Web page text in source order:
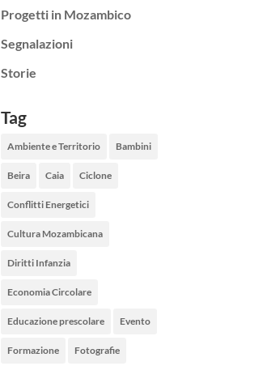
Progetti in Mozambico
Segnalazioni
Storie
Tag
Ambiente e Territorio Bambini
Beira Caia Ciclone
Conflitti Energetici
Cultura Mozambicana
Diritti Infanzia
Economia Circolare
Educazione prescolare Evento
Formazione Fotografie